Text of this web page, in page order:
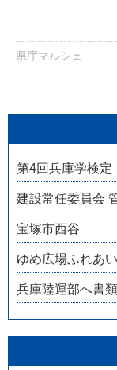
県庁マルシェ
第4回兵庫学検定
建設常任委員会
宝塚市西谷
ゆめ広場ふれあ
兵庫陸運部へ書